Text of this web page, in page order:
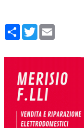
Condividi
Twitter